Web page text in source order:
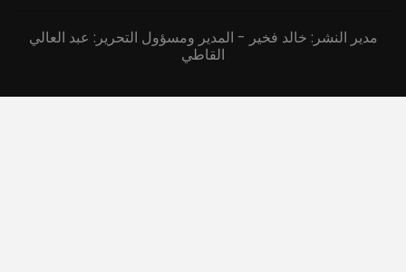
مدير النشر: خالد فخير - المدير ومسؤول التحرير: عبد العالي
القاطي